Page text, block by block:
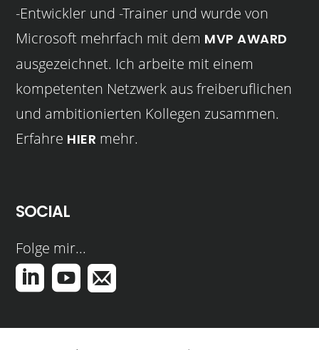
-Entwickler und -Trainer und wurde von
Microsoft mehrfach mit dem MVP AWARD
ausgezeichnet. Ich arbeite mit einem
kompetenten Netzwerk aus freiberuflichen
und ambitionierten Kollegen zusammen.
Erfahre HIER mehr.
SOCIAL
Folge mir...